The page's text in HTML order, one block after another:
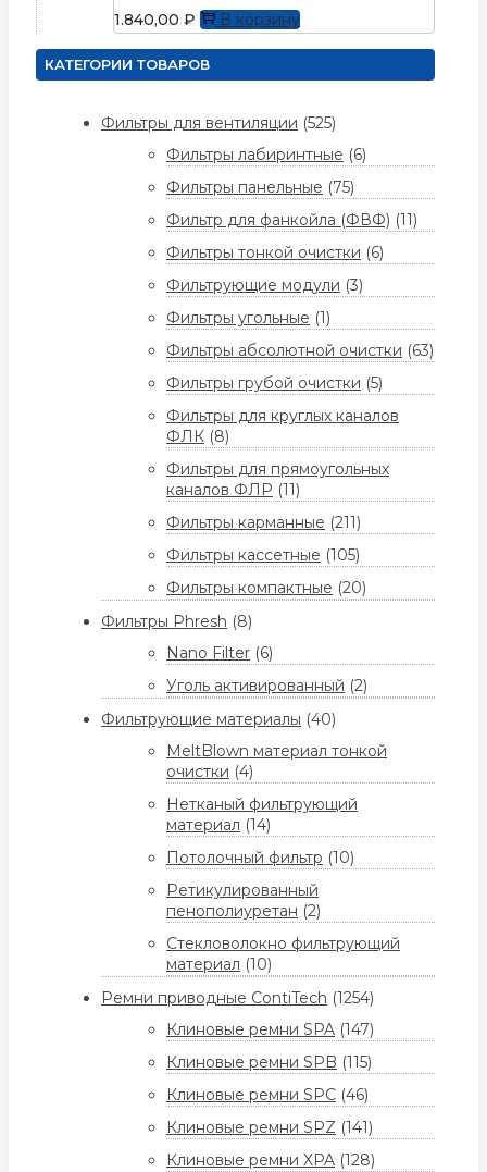
1.840,00 ₽ В корзину
КАТЕГОРИИ ТОВАРОВ
Фильтры для вентиляции (525)
Фильтры лабиринтные (6)
Фильтры панельные (75)
Фильтр для фанкойла (ФВФ) (11)
Фильтры тонкой очистки (6)
Фильтрующие модули (3)
Фильтры угольные (1)
Фильтры абсолютной очистки (63)
Фильтры грубой очистки (5)
Фильтры для круглых каналов
ФЛК (8)
Фильтры для прямоугольных
каналов ФЛР (11)
Фильтры карманные (211)
Фильтры кассетные (105)
Фильтры компактные (20)
Фильтры Phresh (8)
Nano Filter (6)
Уголь активированный (2)
Фильтрующие материалы (40)
MeltBlown материал тонкой
очистки (4)
Нетканый фильтрующий
материал (14)
Потолочный фильтр (10)
Ретикулированный
пенополиуретан (2)
Стекловолокно фильтрующий
материал (10)
Ремни приводные ContiTech (1254)
Клиновые ремни SPA (147)
Клиновые ремни SPB (115)
Клиновые ремни SPC (46)
Клиновые ремни SPZ (141)
Клиновые ремни XPA (128)